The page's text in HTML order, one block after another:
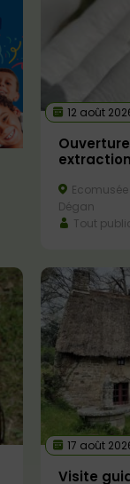
12 août
Dégan
Tout public
17 août
Visite